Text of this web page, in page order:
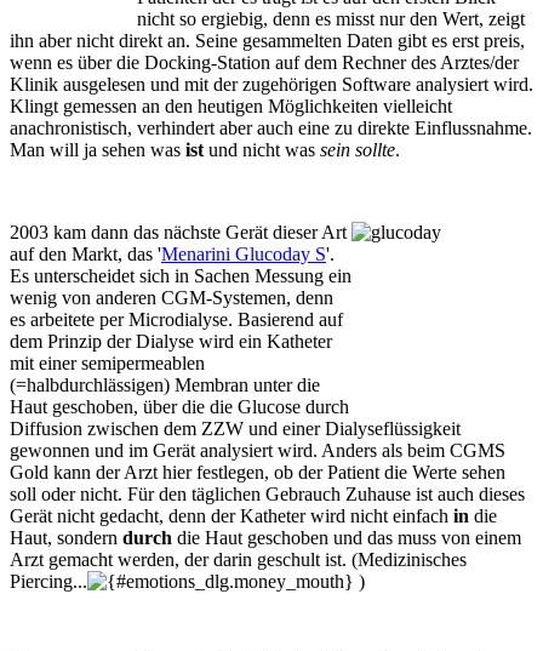
nicht so ergiebig, denn es misst nur den Wert, zeigt
ihn aber nicht direkt an. Seine gesammelten Daten gibt es erst preis,
wenn es über die Docking-Station auf dem Rechner des Arztes/der
Klinik ausgelesen und mit der zugehörigen Software analysiert wird.
Klingt gemessen an den heutigen Möglichkeiten vielleicht
anachronistisch, verhindert aber auch eine zu direkte Einflussnahme.
Man will ja sehen was ist und nicht was sein sollte.
2003 kam dann das nächste Gerät dieser Art
auf den Markt, das 'Menarini Glucoday S'.
Es unterscheidet sich in Sachen Messung ein
wenig von anderen CGM-Systemen, denn
es arbeitete per Microdialyse. Basierend auf
dem Prinzip der Dialyse wird ein Katheter
mit einer semipermeablen
(=halbdurchlässigen) Membran unter die
Haut geschoben, über die die Glucose durch
Diffusion zwischen dem ZZW und einer Dialyseflüssigkeit
gewonnen und im Gerät analysiert wird. Anders als beim CGMS
Gold kann der Arzt hier festlegen, ob der Patient die Werte sehen
soll oder nicht. Für den täglichen Gebrauch Zuhause ist auch dieses
Gerät nicht gedacht, denn der Katheter wird nicht einfach in die
Haut, sondern durch die Haut geschoben und das muss von einem
Arzt gemacht werden, der darin geschult ist. (Medizinisches
Piercing...
)